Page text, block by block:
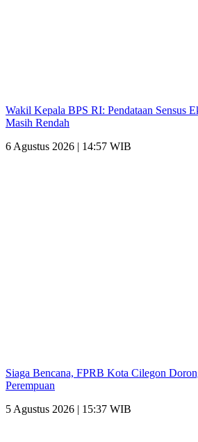
Wakil Kepala BPS RI: Pendataan Sensus
Masih Rendah
6 Agustus 2026 | 14:57 WIB
Siaga Bencana, FPRB Kota Cilegon
Perempuan
5 Agustus 2026 | 15:37 WIB